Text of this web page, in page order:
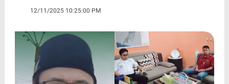
12/11/2025 10:25:00 PM